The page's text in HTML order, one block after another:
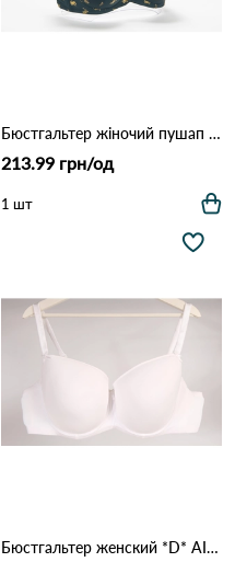
Бюстгальтер жіночий пушап *C* AIMINA 18300 10.2 Зелений
213.99 грн/од
1 шт
Бюстгальтер женский *D* AIMINA 3313 6.3 Молочний